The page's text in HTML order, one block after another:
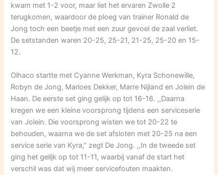
kwam met 1-2 voor, maar liet het ervaren Zwolle 2
terugkomen, waardoor de ploeg van trainer Ronald de
Jong toch een beetje met een zuur gevoel de zaal verliet.
De setstanden waren 20-25, 25-21, 21-25, 25-20 en 15-
12.
Olhaco startte met Cyanne Werkman, Kyra Schonewille,
Robyn de Jong, Marloes Dekker, Marre Nijland en Jolein de
Haan. De eerste set ging gelijk op tot 16-16. ,,Daarna
kregen we een kleine voorsprong tijdens een serviceserie
van Jolein. Die voorsprong wisten we tot 20-22 te
behouden, waarna we de set afsloten met 20-25 na een
service serie van Kyra,” zegt De Jong. ,,In de tweede set
ging het gelijk op tot 11-11, waarbij vanaf de start het
verschil was dat wij meer servicefouten maakten.